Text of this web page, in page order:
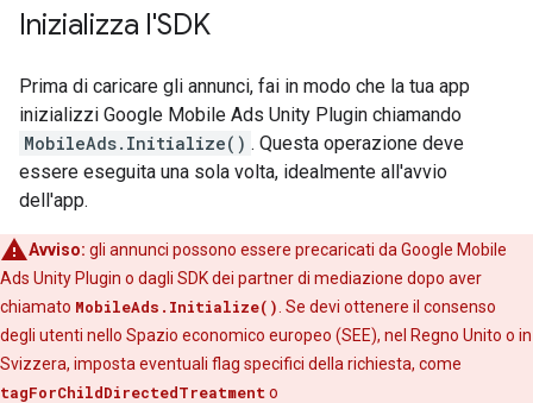
Inizializza l'SDK
Prima di caricare gli annunci, fai in modo che la tua app
inizializzi Google Mobile Ads Unity Plugin chiamando
MobileAds.Initialize() . Questa operazione deve
essere eseguita una sola volta, idealmente all'avvio
dell'app.
Avviso: gli annunci possono essere precaricati da Google Mobile
Ads Unity Plugin o dagli SDK dei partner di mediazione dopo aver
chiamato MobileAds.Initialize() . Se devi ottenere il consenso
degli utenti nello Spazio economico europeo (SEE), nel Regno Unito o in
Svizzera, imposta eventuali flag specifici della richiesta, come
tagForChildDirectedTreatment o